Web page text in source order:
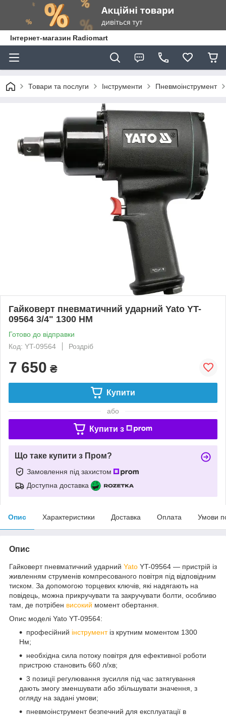
Інтернет-магазин Radiomart
Товари та послуги Інструменти Пневмоінструмент
Гайковерт пневматичний ударний Yato YT-
09564 3/4" 1300 НМ
Готово до відправки
Код: YT-09564
Роздріб
7 650 ₴
Купити
або
Купити з
Що таке купити з Пром?
Замовлення під захистом
Доступна доставка
Опис Характеристики Доставка Оплата Умови
Опис
Гайковерт пневматичний ударний Yato YT-09564 — пристрій із
живленням струменів компресованого повітря під відповідним
тиском. За допомогою торцевих ключів, які надягають на
повідець, можна прикручувати та закручувати болти, особливо
там, де потрібен високий момент обертання.
Опис моделі Yato YT-09564:
професійний інструментіз крутним моментом 1300
Нм;
необхідна сила потоку повітря для ефективної роботи
пристрою становить 660 л/хв;
3 позиції регулювання зусилля під час затягування
дають змогу зменшувати або збільшувати значення, з
огляду на задані умови;
пневмоінструмент безпечний для експлуатації в